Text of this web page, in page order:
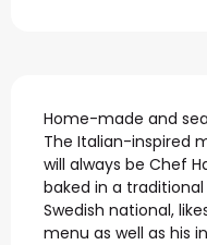
Home-made and
The Italian-inspired
will always be Chef
baked in a traditional
Swedish national,
menu as well as his